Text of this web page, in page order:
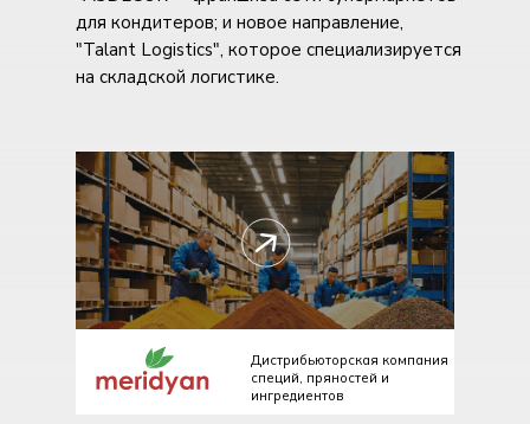
Дистрибьюторская компания
специй, пряностей и
ингредиентов
для кондитеров; и новое направление,
"Talant Logistics", которое специализируется
на складской логистике.